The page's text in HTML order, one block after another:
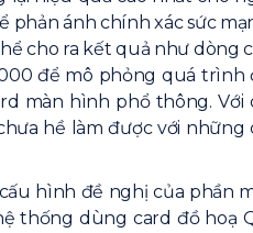
ánh chính xác sức
cho ra kết quả như dòng
để mô phỏng quá
màn hình phổ thông. Với
hề làm được với
hình đề nghị của phần
thống dùng card đồ hoạ